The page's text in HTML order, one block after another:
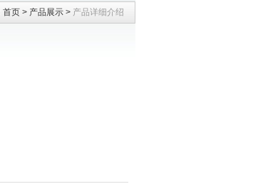
首页 > 产品展示 > 产品详细介绍